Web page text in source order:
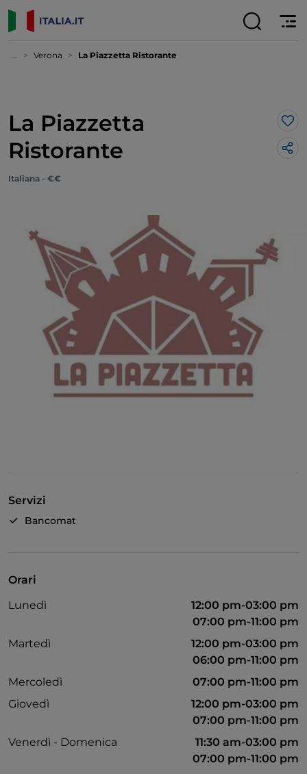
... Verona La Piazzetta Ristorante
La Piazzetta
Ristorante
Italiana - €€
Servizi
Bancomat
Orari
Lunedì
12:00 pm-03:00 pm
07:00 pm-11:00 pm
Martedì
12:00 pm-03:00 pm
06:00 pm-11:00 pm
Mercoledì
07:00 pm-11:00 pm
Giovedì
12:00 pm-03:00 pm
07:00 pm-11:00 pm
Venerdì - Domenica
11:30 am-03:00 pm
07:00 pm-11:00 pm